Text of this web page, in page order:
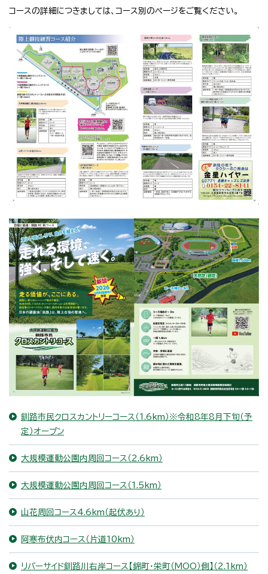
コースの詳細につきましては、コース別のページをご覧ください。
釧路市民クロスカントリーコース（1.6km）※令和8年8月下旬（予
定）オープン
大規模運動公園内周回コース（2.6km）
大規模運動公園内周回コース（1.5km）
山花周回コース4.6km（起伏あり）
阿寒布伏内コース（片道10km）
リバーサイド釧路川右岸コース【錦町・栄町（MOO）側】（2.1km）